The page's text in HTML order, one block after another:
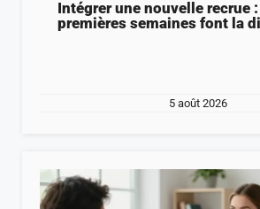
Intégrer une nouvelle recrue
premières semaines font la
5 août 2026